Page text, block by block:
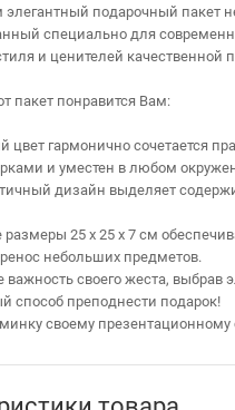
подарочный пакет
специально для
и ценителей качественной
пакет понравится Вам:
цвет гармонично сочетается
и уместен в любом
дизайн выделяет
25 х 25 х 7 см
небольших предметов.
важность своего жеста, выбрав
способ преподнести подарок!
своему